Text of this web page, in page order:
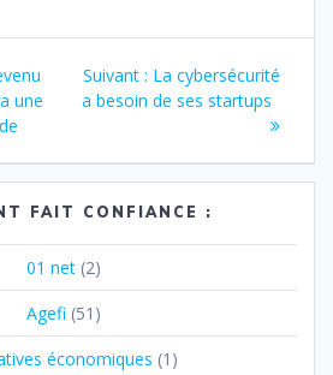
une
Suivant : Article
suivant
La cybersécurité
a besoin de ses startups
FAIT CONFIANCE :
01 net (2)
Agefi (51)
économiques (1)